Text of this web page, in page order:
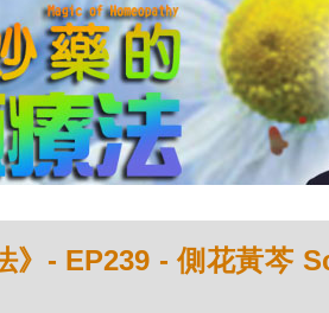
》- EP239 - 側花黃芩